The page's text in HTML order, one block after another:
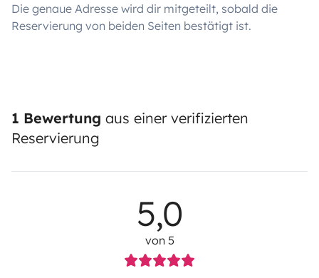
Die genaue Adresse wird dir mitgeteilt, sobald die
Reservierung von beiden Seiten bestätigt ist.
1 Bewertung aus einer verifizierten
Reservierung
5,0
von 5